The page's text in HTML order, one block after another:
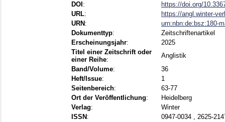
DOI :
https://doi.org/
URL:
https://angl.winter-
URN :
urn:nbn:de:bsz:180-
Dokumenttyp:
Zeitschriftenartikel
Erscheinungsjahr:
2025
Titel einer Zeitschrift oder
einer Reihe:
Anglistik
Band/Volume:
36
Heft/Issue:
1
Seitenbereich:
63-77
Ort der Veröffentlichung:
Heidelberg
Verlag:
Winter
ISSN :
0947-0034 , 2625-